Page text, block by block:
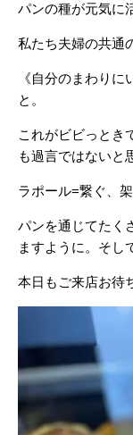
パンの種が元気に
私たち夫婦の共通
《自分のまわり
と。
これがビビっとき
も過言ではないと
ラポール=繋ぐ、
パンを通じてたく
ますように。そし
本日もご来店お待